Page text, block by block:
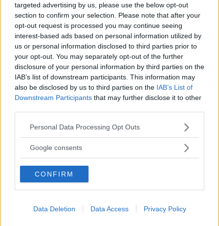
targeted advertising by us, please use the below opt-out
section to confirm your selection. Please note that after your
opt-out request is processed you may continue seeing
interest-based ads based on personal information utilized by
us or personal information disclosed to third parties prior to
your opt-out. You may separately opt-out of the further
disclosure of your personal information by third parties on the
IAB’s list of downstream participants. This information may
also be disclosed by us to third parties on the IAB’s List of
Downstream Participants that may further disclose it to other
Please note that this website/app uses one or more Google
not limited to your visit or usage behaviour. You may click to
use your data for below specified purposes in below Google
consent section.
Personal Data Processing Opt Outs
Google consents
CONFIRM
Data Deletion Data Access Privacy Policy
In auto. A24 Roma l’Aquila, uscita Tivoli; In treno:
stazione FS di Guidonia.
Cerca altre strutture